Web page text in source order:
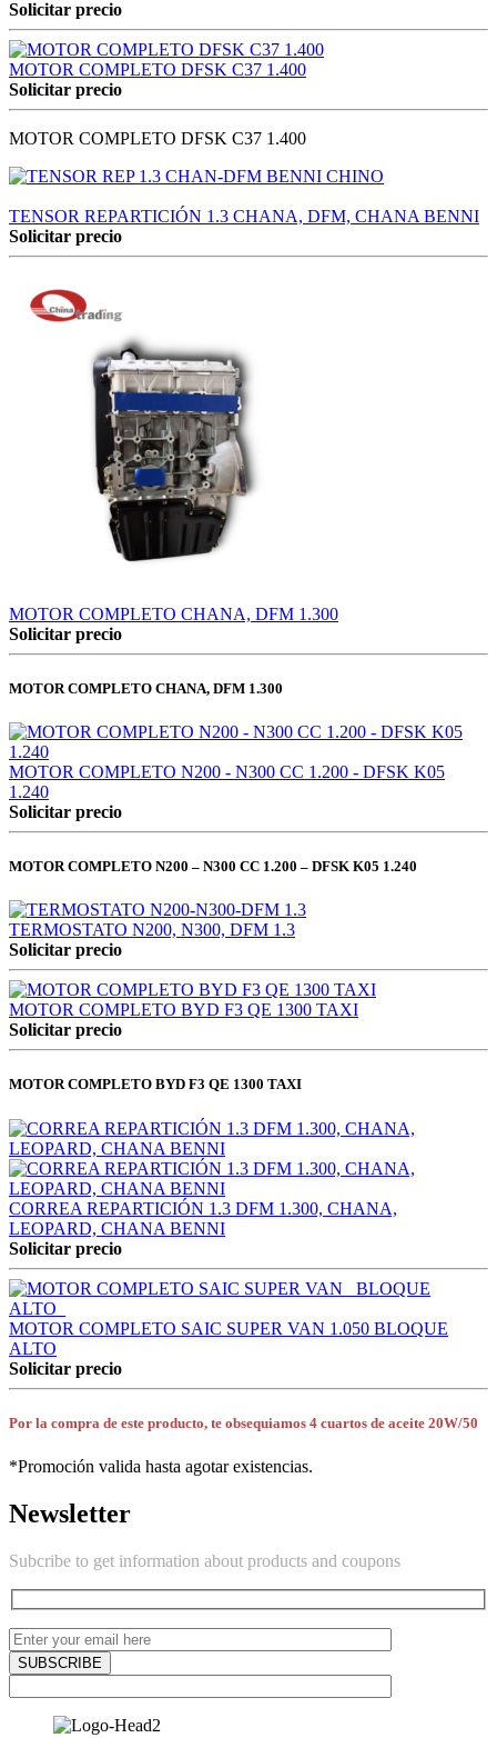
Solicitar precio
MOTOR COMPLETO DFSK C37 1.400
Solicitar precio
MOTOR COMPLETO DFSK C37 1.400
TENSOR REPARTICIÓN 1.3 CHANA, DFM, CHANA BENNI
Solicitar precio
MOTOR COMPLETO CHANA, DFM 1.300
Solicitar precio
MOTOR COMPLETO CHANA, DFM 1.300
MOTOR COMPLETO N200 - N300 CC 1.200 - DFSK K05
1.240
Solicitar precio
MOTOR COMPLETO N200 – N300 CC 1.200 – DFSK K05 1.240
TERMOSTATO N200, N300, DFM 1.3
Solicitar precio
MOTOR COMPLETO BYD F3 QE 1300 TAXI
Solicitar precio
MOTOR COMPLETO BYD F3 QE 1300 TAXI
CORREA REPARTICIÓN 1.3 DFM 1.300, CHANA,
LEOPARD, CHANA BENNI
Solicitar precio
MOTOR COMPLETO SAIC SUPER VAN 1.050 BLOQUE
ALTO
Solicitar precio
Por la compra de este producto, te obsequiamos 4 cuartos de aceite 20W/50
*Promoción valida hasta agotar existencias.
Newsletter
Subcribe to get information about products and coupons